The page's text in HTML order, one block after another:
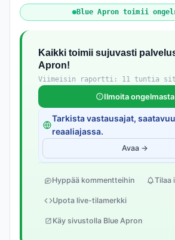
Blue Apron toimii
Kaikki toimii sujuvasti
Apron!
Viimeisin raportti: 11 tuntia
Ilmoita ongelmasta
Tarkista vastausajat,
reaaliajassa.
Avaa →
Hyppää kommentteihin Tilaa
Upota live-tilamerkki
Käy sivustolla Blue Apron